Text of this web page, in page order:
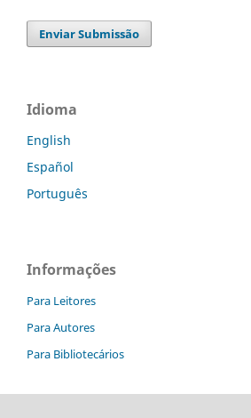
Enviar Submissão
Idioma
English
Español
Português
Informações
Para Leitores
Para Autores
Para Bibliotecários